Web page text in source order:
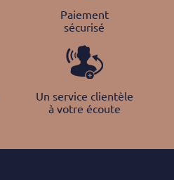
Paiement
sécurisé
Un service clientèle
à votre écoute